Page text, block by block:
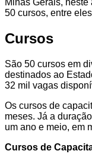
Minas Gerais,
50 cursos, entre
Cursos
São 50 cursos em
destinados ao
32 mil vagas
Os cursos de
meses. Já a
um ano e meio, em
Cursos de